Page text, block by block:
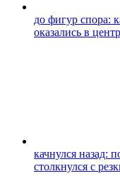
до фигур спора:
оказались в
качнулся назад:
столкнулся с